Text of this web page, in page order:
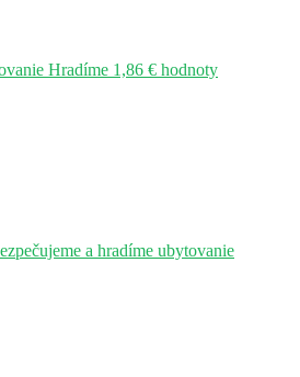
Hradíme 1,86 € hodnoty
a hradíme ubytovanie